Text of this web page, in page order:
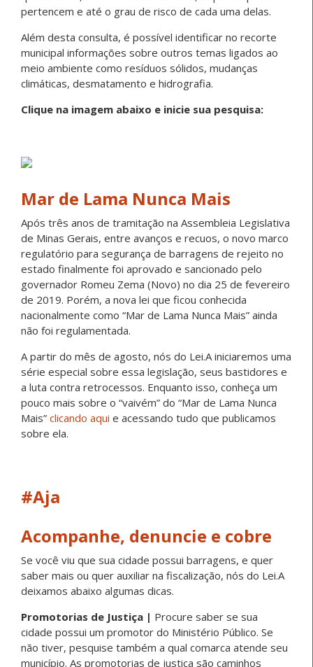
pertencem e até o grau de risco de cada uma delas.
Além desta consulta, é possível identificar no recorte
municipal informações sobre outros temas ligados ao
meio ambiente como resíduos sólidos, mudanças
climáticas, desmatamento e hidrografia.
Clique na imagem abaixo e inicie sua pesquisa:
Mar de Lama Nunca Mais
Após três anos de tramitação na Assembleia Legislativa
de Minas Gerais, entre avanços e recuos, o novo marco
regulatório para segurança de barragens de rejeito no
estado finalmente foi aprovado e sancionado pelo
governador Romeu Zema (Novo) no dia 25 de fevereiro
de 2019. Porém, a nova lei que ficou conhecida
nacionalmente como “Mar de Lama Nunca Mais” ainda
não foi regulamentada.
A partir do mês de agosto, nós do Lei.A iniciaremos uma
série especial sobre essa legislação, seus bastidores e
a luta contra retrocessos. Enquanto isso, conheça um
pouco mais sobre o “vaivém” do “Mar de Lama Nunca
Mais” clicando aqui e acessando tudo que publicamos
sobre ela.
#Aja
Acompanhe, denuncie e cobre
Se você viu que sua cidade possui barragens, e quer
saber mais ou quer auxiliar na fiscalização, nós do Lei.A
deixamos abaixo algumas dicas.
Promotorias de Justiça | Procure saber se sua
cidade possui um promotor do Ministério Público. Se
não tiver, pesquise também a qual comarca atende seu
município. As promotorias de justiça são caminhos